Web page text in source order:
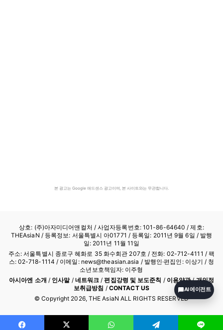
본 광고는 Google 애드센스 광고이며, 본 사이트와는 무관합니다.
상호: (주)아자미디어앤컬처 /사업자등록번호: 101-86-64640 / 제호:
THEAsiaN / 등록정보: 서울특별시 아01771 / 등록일: 2011년 9월 6일 / 발행
일: 2011년 11월 11일
주소: 서울특별시 종로구 혜화로 35 화수회관 207호 / 전화: 02-712-4111 / 팩
스: 02-718-1114 / 이메일: news@theasian.asia / 발행인·편집인: 이상기 / 청
소년보호책임자: 이주형
아시아엔 소개 / 인사말/ 네트워크 /편집강령 및 보도준칙 / 이용약관/개인정
보취급방침 / CONTACT US
© Copyright 2026, THE AsiaN ALL RIGHTS RESERVED
AI 에이전트